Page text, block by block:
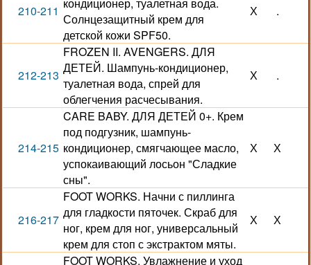
210-211
Солнцезащитный крем для
детской кожи SPF50.
Х .
212-213
FROZEN II. AVENGERS. ДЛЯ
ДЕТЕЙ. Шампунь-кондиционер,
туалетная вода, спрей для
облегчения расчесывания.
Х .
214-215
CARE BABY. ДЛЯ ДЕТЕЙ 0+. Крем
под подгузник, шампунь-
кондиционер, смягчающее масло,
успокаивающий лосьон "Сладкие
сны".
Х Х
216-217
FOOT WORKS. Начни с пиллинга
для гладкости пяточек. Скраб для
ног, крем для ног, универсальный
крем для стоп с экстрактом мяты.
Х Х
FOOT WORKS. Увлажнение и уход